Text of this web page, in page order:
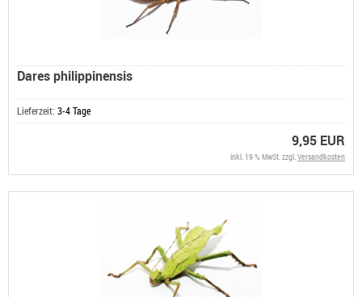
Dares philippinensis
Lieferzeit: 3-4 Tage
9,95 EUR
inkl. 19 % MwSt. zzgl.Versandkosten